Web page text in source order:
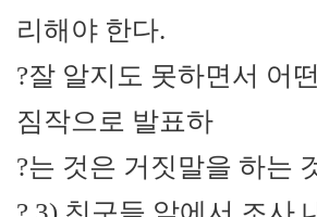
리해야 한다.
?잘 알지도 못하면서 어
짐작으로 발표하
?는 것은 거짓말을 하는